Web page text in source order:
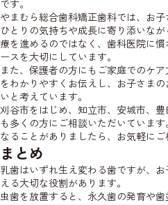
です。
やまむら総合歯科矯正歯科では、お
ひとりの気持ちや成長に寄り添いな
療を進めるのではなく、歯科医院に
ースを大切にしています。
また、保護者の方にもご家庭でのケ
をわかりやすくお伝えし、お子さま
いと考えています。
刈谷市をはじめ、知立市、安城市、
も多くの方にご相談いただいていま
なることがありましたら、お気軽にご
まとめ
乳歯はいずれ生え変わる歯ですが、
える大切な役割があります。
虫歯を放置すると、永久歯の発育や